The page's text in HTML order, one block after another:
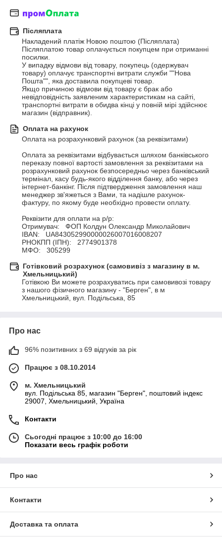
Післяплата
Накладений платіж Новою поштою (Післяплата)
Післяплатою товар оплачується покупцем при отриманні
посилки.
У випадку відмови від товару, покупець (одержувач
товару) оплачує транспортні витрати служби ""Нова
Пошта"", яка доставила покупцеві товар.
Якщо причиною відмови від товару є брак або
невідповідність заявленим характеристикам на сайті,
транспортні витрати в обидва кінці у повній мірі здійснює
магазин (відправник).
Оплата на рахунок
Оплата на розрахунковий рахунок (за реквізитами)
Оплата за реквізитами відбувається шляхом банківського
переказу повної вартості замовлення за реквізитами на
розрахунковий рахунок безпосередньо через банківський
термінал, касу будь-якого відділення банку, або через
інтернет-банкінг. Після підтвердження замовлення наш
менеджер зв'яжеться з Вами, та надішле рахунок-
фактуру, по якому буде необхідно провести оплату.
Реквізити для оплати на р/р:
Отримувач:   ФОП Колдун Олександр Миколайович
IBAN:   UA843052990000026007016008207
РНОКПП (ІПН):   2774901378
МФО:   305299
Готівковий розрахунок (самовивіз з магазину в м.
Хмельницький)
Готівкою Ви можете розрахуватись при самовивозі товару
з нашого фізичного магазину - "Берген", в м
Хмельницький, вул. Подільська, 85
Про нас
96% позитивних з 69 відгуків за рік
Працює з 08.10.2014
м. Хмельницький
вул. Подільська 85, магазин "Берген", поштовий індекс
29007, Хмельницький, Україна
Контакти
Сьогодні працює з 10:00 до 16:00
Показати весь графік роботи
Про нас
Контакти
Доставка та оплата